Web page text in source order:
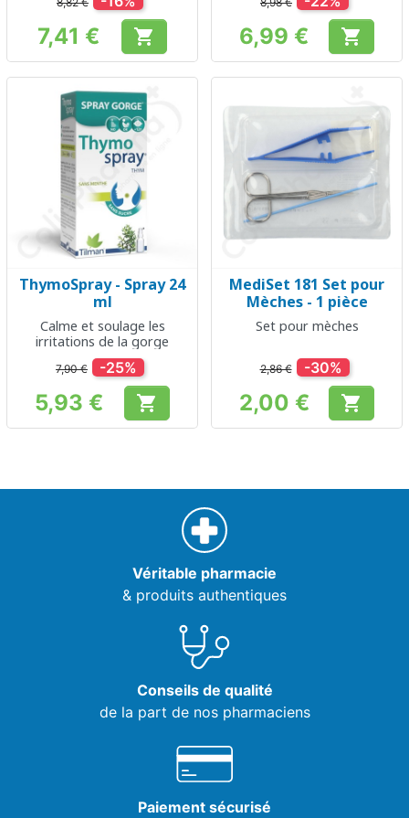
Prix
7,41 €  Prix
6,99 € 
ThymoSpray - Spray 24
ml
Calme et soulage les
irritations de la gorge
7,90 € -25%
Prix
5,93 € 
MediSet 181 Set pour
Mèches - 1 pièce
Set pour mèches
2,86 € -30%
Prix
2,00 € 
Véritable pharmacie
& produits authentiques
Conseils de qualité
de la part de nos pharmaciens
Paiement sécurisé